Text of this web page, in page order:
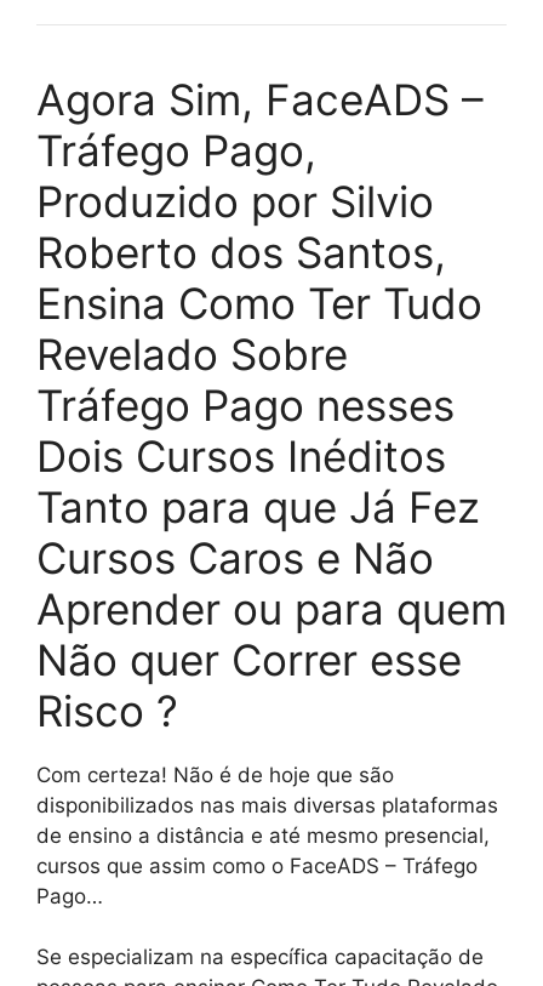
Agora Sim, FaceADS –
Tráfego Pago,
Produzido por Silvio
Roberto dos Santos,
Ensina Como Ter Tudo
Revelado Sobre
Tráfego Pago nesses
Dois Cursos Inéditos
Tanto para que Já Fez
Cursos Caros e Não
Aprender ou para quem
Não quer Correr esse
Risco ?
Com certeza! Não é de hoje que são
disponibilizados nas mais diversas plataformas
de ensino a distância e até mesmo presencial,
cursos que assim como o FaceADS – Tráfego
Pago…
Se especializam na específica capacitação de